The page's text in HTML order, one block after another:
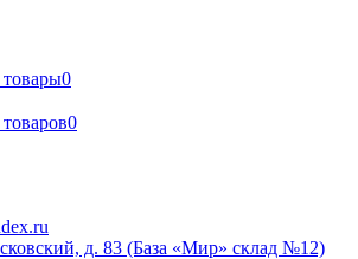
0
0
д. 83 (База «Мир» склад №12)